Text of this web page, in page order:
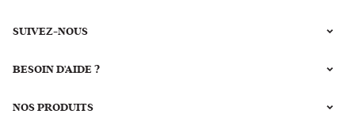
SUIVEZ-NOUS
BESOIN D'AIDE ?
NOS PRODUITS